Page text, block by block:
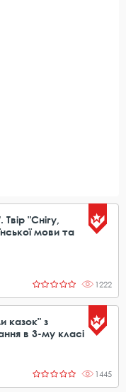
"Снігу,
мови та
1222
казок" з
в 3-му класі
1445